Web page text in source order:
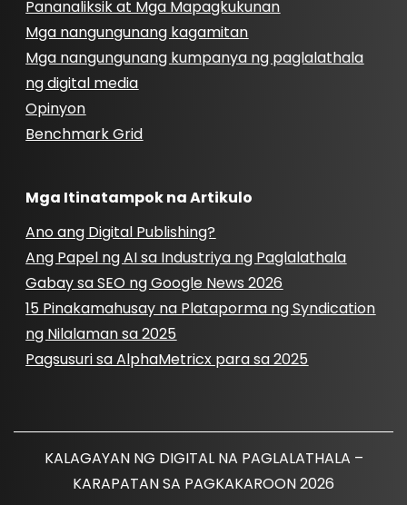
Pananaliksik at Mga Mapagkukunan
Mga nangungunang kagamitan
Mga nangungunang kumpanya ng paglalathala
ng digital media
Opinyon
Benchmark Grid
Mga Itinatampok na Artikulo
Ano ang Digital Publishing?
Ang Papel ng AI sa Industriya ng Paglalathala
Gabay sa SEO ng Google News 2026
15 Pinakamahusay na Plataporma ng Syndication
ng Nilalaman sa 2025
Pagsusuri sa AlphaMetricx para sa 2025
KALAGAYAN NG DIGITAL NA PAGLALATHALA –
KARAPATAN SA PAGKAKAROON 2026